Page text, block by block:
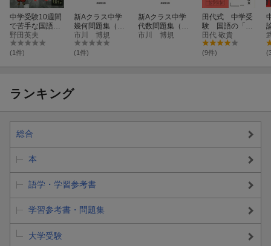
中学受験10週間
で苦手な国語が
大好きになる読
解テクニックの
奥義改訂新版
野田英夫
(1件)
新Aクラス中学
幾何問題集（6
訂版）
市川 博規
(1件)
新Aクラス中学
代数問題集（6
訂版）
市川 博規
田代式 中学受
験 国語の「神
技」
田代 敬貴
(9件)
ランキング
総合
本
語学・学習参考書
学習参考書・問題集
大学受験